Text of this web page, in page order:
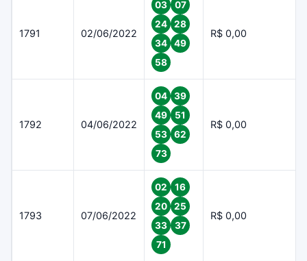
1791 02/06/2022
03
07
24
28
34
49
58
R$ 0,00
1792 04/06/2022
04
39
49
51
53
62
73
R$ 0,00
1793 07/06/2022
02
16
20
25
33
37
71
R$ 0,00